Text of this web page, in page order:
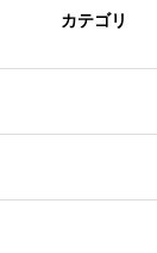
カテゴリ